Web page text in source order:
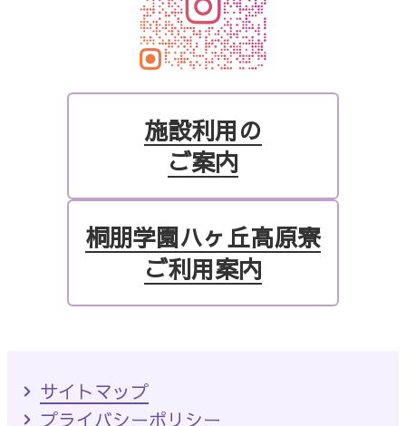
施設利用の
ご案内
桐朋学園ハヶ丘高原寮
ご利用案内
サイトマップ
プライバシーポリシー